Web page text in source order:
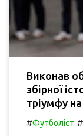
Виконав
збірної
тріумфу на
#Футболіст #